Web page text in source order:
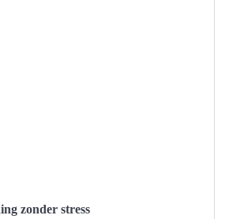
zonder stress